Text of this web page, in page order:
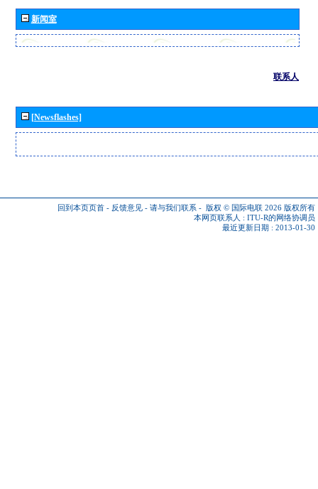
新闻室
联系人
[Newsflashes]
回到本页页首 - 反馈意见 - 请与我们联系 - 版权 © 国际电联 2026 版权所有
本网页联系人 : ITU-R的网络协调员
最近更新日期 : 2013-01-30